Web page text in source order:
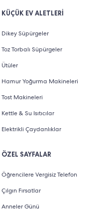
KÜÇÜK EV ALETLERİ
Dikey Süpürgeler
Toz Torbalı Süpürgeler
Ütüler
Hamur Yoğurma Makineleri
Tost Makineleri
Kettle & Su Isıtıcılar
Elektrikli Çaydanlıklar
ÖZEL SAYFALAR
Öğrencilere Vergisiz Telefon
Çılgın Fırsatlar
Anneler Günü